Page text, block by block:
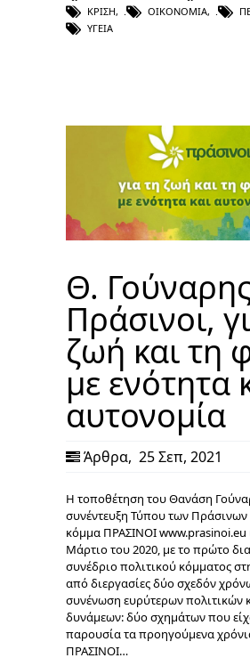
ΚΡΊΣΗ, ΟΙΚΟΝΟΜΊΑ,
ΥΓΕΊΑ
Θ.
Πράσινοι,
ζωή και τη
με ενότητα
αυτονομία
Άρθρα, 25 Σεπ, 2021
Η τοποθέτηση του Θανάση
συνέντευξη Τύπου των
κόμμα ΠΡΑΣΙΝΟΙ www.prasinoi.eu
Μάρτιο του 2020, με το πρώτο
συνέδριο πολιτικού κόμματος
από διεργασίες δύο σχεδόν
συνένωση ευρύτερων πολιτικών
δυνάμεων: δύο σχημάτων που
παρουσία τα προηγούμενα
ΠΡΑΣΙΝΟΙ…